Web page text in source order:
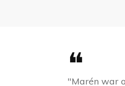
❝
"Marén war